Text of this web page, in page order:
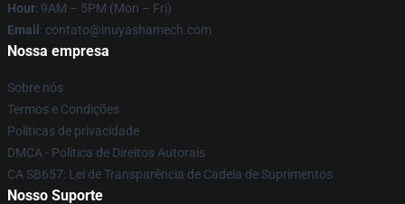
Hour: 9AM – 5PM (Mon – Fri)
Email : contato@inuyashamech.com
Nossa empresa
Sobre nós
Termos e Condições
Políticas de privacidade
DMCA - Política de Direitos Autorais
CA SB657: Lei de Transparência de Cadeia de Suprimentos
Nosso Suporte